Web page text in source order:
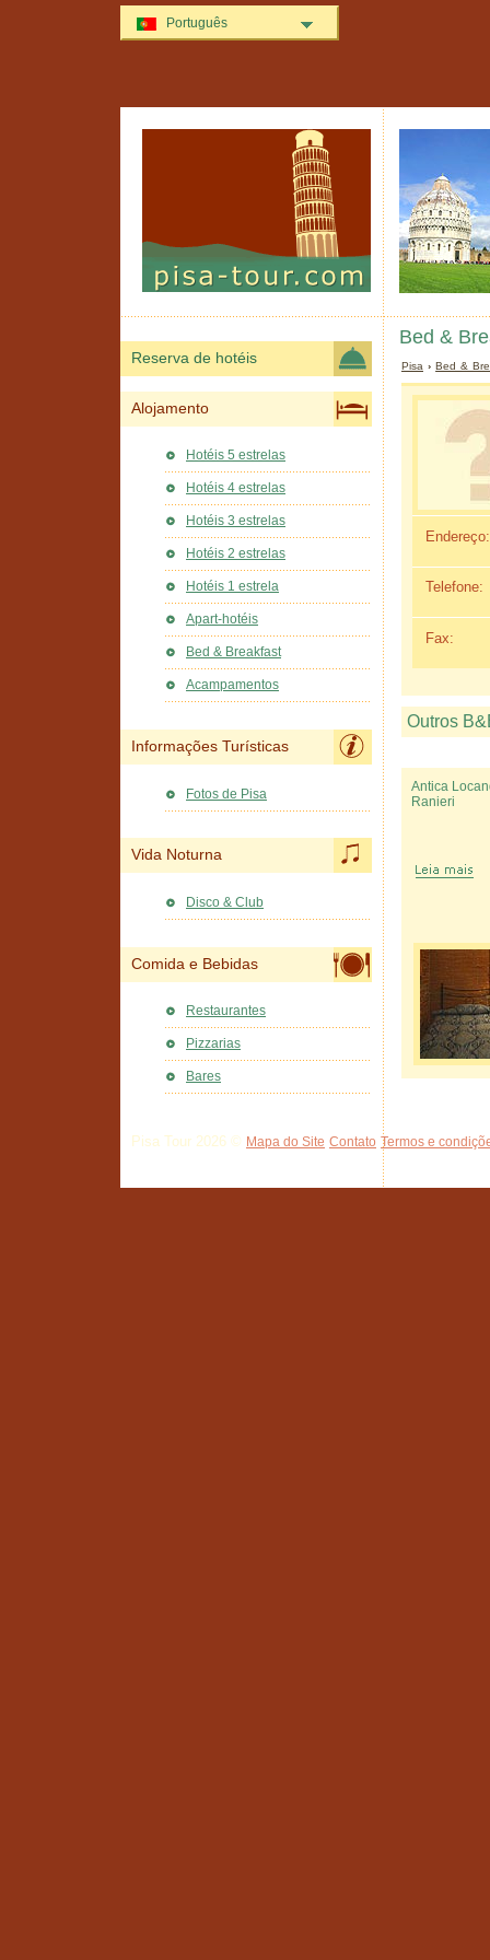
Bed &
Pisa ›Bed &
Endereço:
Telefone:
Fax:
Outros
Antica
Ranieri
Reserva de hotéis
Alojamento
Hotéis 5 estrelas
Hotéis 4 estrelas
Hotéis 3 estrelas
Hotéis 2 estrelas
Hotéis 1 estrela
Apart-hotéis
Bed & Breakfast
Acampamentos
Informações Turísticas
Fotos de Pisa
Vida Noturna
Disco & Club
Comida e Bebidas
Restaurantes
Pizzarias
Bares
Pisa Tour 2026 © Mapa do Site Contato Termos e
Português